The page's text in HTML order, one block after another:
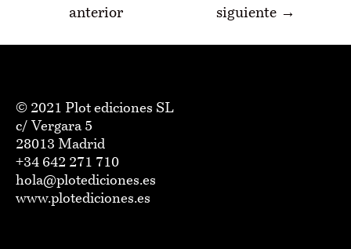
anterior siguiente →
© 2021 Plot ediciones SL
c/ Vergara 5
28013 Madrid
+34 642 271 710
hola@plotediciones.es
www.plotediciones.es